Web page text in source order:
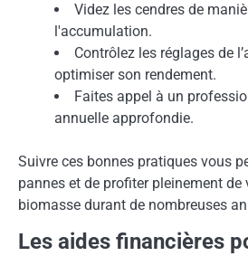
Videz les cendres de
l'accumulation.
Contrôlez les réglages de
optimiser son rendement.
Faites appel à un
annuelle approfondie.
Suivre ces bonnes pratiques vous
pannes et de profiter pleinement
biomasse durant de nombreuses
Les aides financières